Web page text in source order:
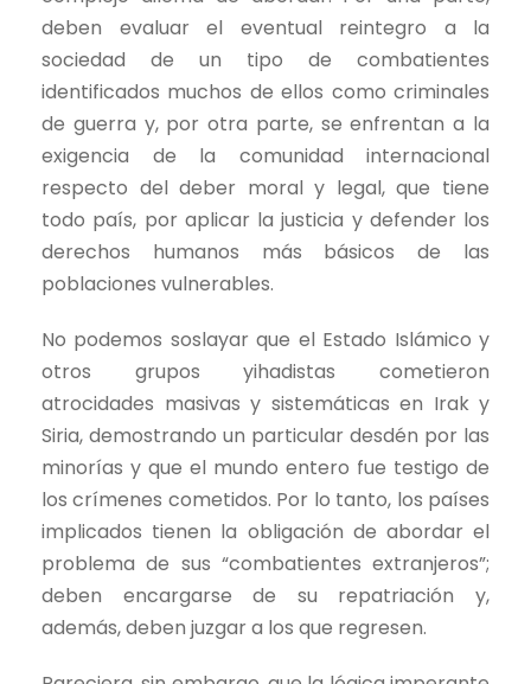
deben evaluar el eventual reintegro a la
sociedad de un tipo de combatientes
identificados muchos de ellos como criminales
de guerra y, por otra parte, se enfrentan a la
exigencia de la comunidad internacional
respecto del deber moral y legal, que tiene
todo país, por aplicar la justicia y defender los
derechos humanos más básicos de las
poblaciones vulnerables.
No podemos soslayar que el Estado Islámico y
otros grupos yihadistas cometieron
atrocidades masivas y sistemáticas en Irak y
Siria, demostrando un particular desdén por las
minorías y que el mundo entero fue testigo de
los crímenes cometidos. Por lo tanto, los países
implicados tienen la obligación de abordar el
problema de sus “combatientes extranjeros”;
deben encargarse de su repatriación y,
además, deben juzgar a los que regresen.